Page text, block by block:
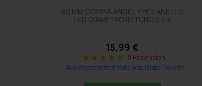
60 MM COPPIA ANGEL EYES ANELLO
LED DIAMETRO IN TUBO 6 cm
15,99 €
star star star star star 8 Recensioni
Questo prodotto è stato acquistato: 50 volte